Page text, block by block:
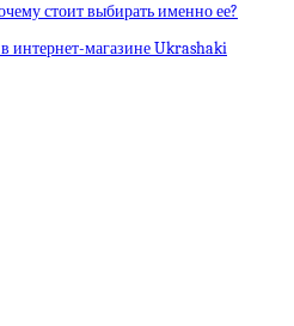
стоит выбирать именно ее?
интернет-магазине Ukrashaki